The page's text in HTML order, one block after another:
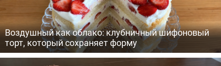
Воздушный как облако: клубничный шифоновый
торт, который сохраняет форму